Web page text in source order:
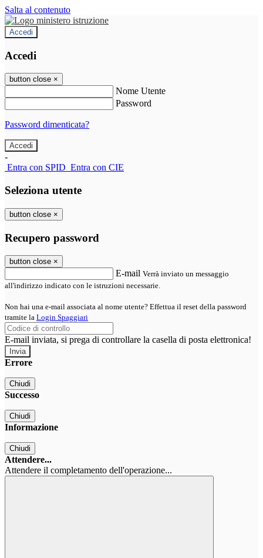
Salta al contenuto
Accedi
Accedi
button close ×
Nome Utente
Password
Password dimenticata?
-
Entra con SPID Entra con CIE
Seleziona utente
button close ×
Recupero password
button close ×
E-mail Verrà inviato un messaggio
all'indirizzo indicato con le istruzioni necessarie.
Non hai una e-mail associata al nome utente? Effettua il reset della password
tramite la Login Spaggiari
E-mail inviata, si prega di controllare la casella di posta elettronica!
Errore
Chiudi
Successo
Chiudi
Informazione
Chiudi
Attendere...
Attendere il completamento dell'operazione...